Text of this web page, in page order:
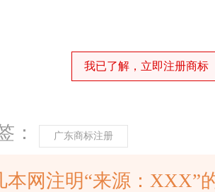
我已了解，立即注册商标
： 广东商标注册
本网注明“来源：XXX”